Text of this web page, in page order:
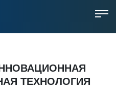
ТЕХНОЛОГИЯ